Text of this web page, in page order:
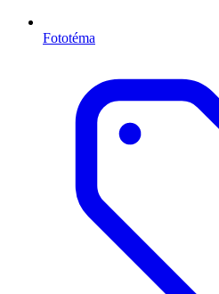
Fototéma